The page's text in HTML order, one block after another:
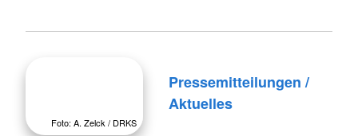
Foto: A. Zelck / DRKS
Pressemitteilungen /
Aktuelles